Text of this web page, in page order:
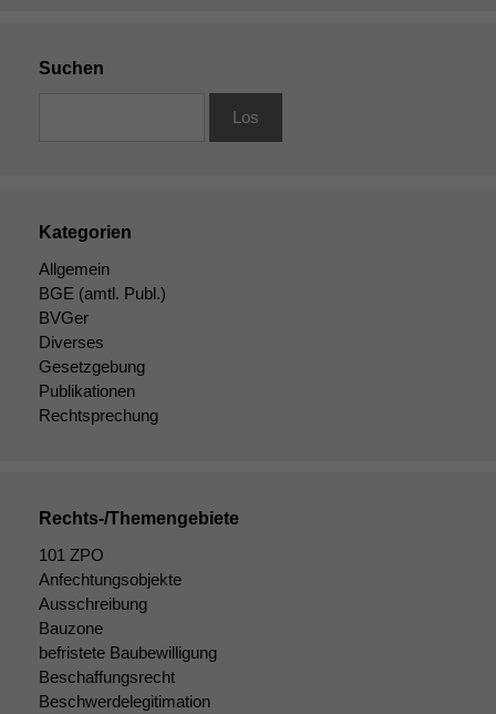
Suchen
Kategorien
Allgemein
BGE (amtl. Publ.)
BVGer
Diverses
Gesetzgebung
Publikationen
Rechtsprechung
Rechts-/Themengebiete
101 ZPO
Anfechtungsobjekte
Ausschreibung
Bauzone
befristete Baubewilligung
Beschaffungsrecht
Beschwerdelegitimation